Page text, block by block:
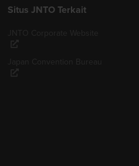
Situs JNTO Terkait